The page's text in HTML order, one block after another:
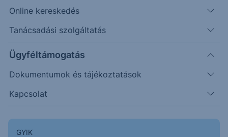
Online kereskedés
Tanácsadási szolgáltatás
Ügyféltámogatás
Dokumentumok és tájékoztatások
Kapcsolat
GYIK
Az Erste Strukturált Értékpapír kínálatával különböző
piaci helyzetekre találhatsz megfelelő befektetési
A havonta érkező termékek között találsz olyat, ahol a
kiválasztott mögöttes piac vagy termékek negatív
részesülhetsz, vagy éppen tőkevédelem mellett érhetsz